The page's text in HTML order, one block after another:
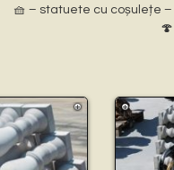
🧺 – statuete cu coșulețe –